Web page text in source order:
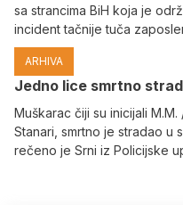
sa strancima BiH koja je
incident tačnije tuča
ARHIVA
Јedno lice smrtno
Muškarac čiji su inicijali
Stanari, smrtno je stradao u
rečeno je Srni iz Policijske